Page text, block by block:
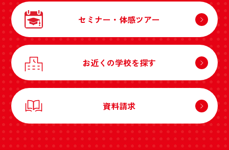
セミナー・体感ツアー
お近くの学校を探す
資料請求